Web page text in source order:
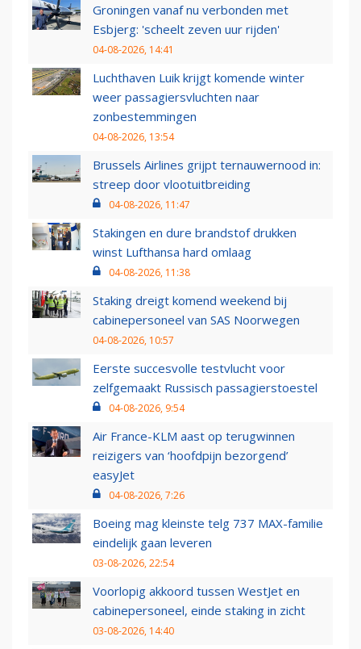
Groningen vanaf nu verbonden met
Esbjerg: 'scheelt zeven uur rijden'
04-08-2026, 14:41
Luchthaven Luik krijgt komende winter
weer passagiersvluchten naar
zonbestemmingen
04-08-2026, 13:54
Brussels Airlines grijpt ternauwernood in:
streep door vlootuitbreiding
04-08-2026, 11:47
Stakingen en dure brandstof drukken
winst Lufthansa hard omlaag
04-08-2026, 11:38
Staking dreigt komend weekend bij
cabinepersoneel van SAS Noorwegen
04-08-2026, 10:57
Eerste succesvolle testvlucht voor
zelfgemaakt Russisch passagierstoestel
04-08-2026, 9:54
Air France-KLM aast op terugwinnen
reizigers van ‘hoofdpijn bezorgend’
easyJet
04-08-2026, 7:26
Boeing mag kleinste telg 737 MAX-familie
eindelijk gaan leveren
03-08-2026, 22:54
Voorlopig akkoord tussen WestJet en
cabinepersoneel, einde staking in zicht
03-08-2026, 14:40